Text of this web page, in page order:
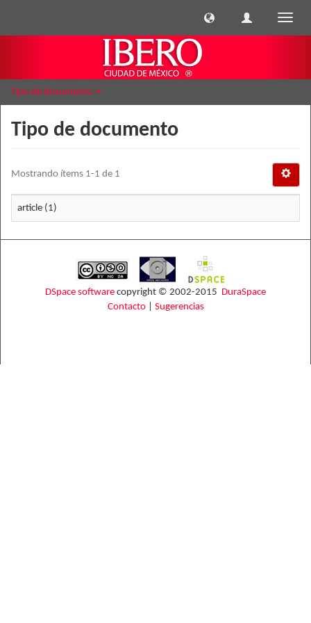
Tipo de documento
Tipo de documento
Mostrando ítems 1-1 de 1
article (1)
DSpace software copyright © 2002-2015 DuraSpace
Contacto| Sugerencias